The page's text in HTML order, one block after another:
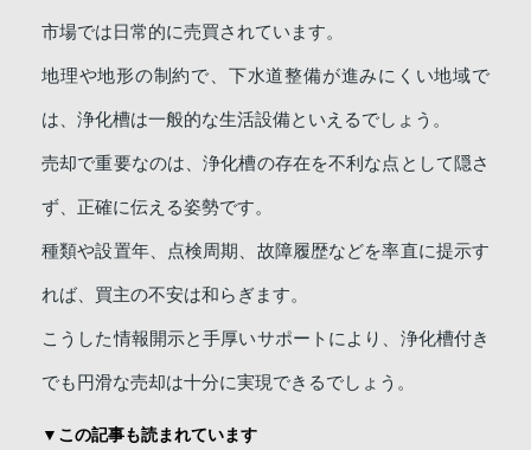
市場では日常的に売買されています。
地理や地形の制約で、下水道整備が進みにくい地域で
は、浄化槽は一般的な生活設備といえるでしょう。
売却で重要なのは、浄化槽の存在を不利な点として隠さ
ず、正確に伝える姿勢です。
種類や設置年、点検周期、故障履歴などを率直に提示す
れば、買主の不安は和らぎます。
こうした情報開示と手厚いサポートにより、浄化槽付き
でも円滑な売却は十分に実現できるでしょう。
▼この記事も読まれています